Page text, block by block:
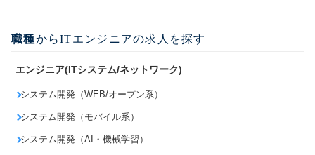
職種からITエンジニアの求人を探す
エンジニア(ITシステム/ネットワーク)
システム開発（WEB/オープン系）
システム開発（モバイル系）
システム開発（AI・機械学習）